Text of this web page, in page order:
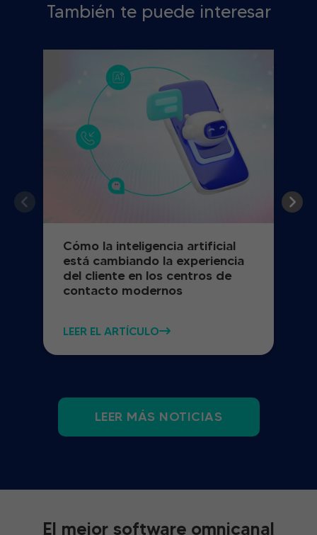
También te puede interesar
Cómo la inteligencia artificial
está cambiando la experiencia
del cliente en los centros de
contacto modernos
LEER EL ARTÍCULO
LEER MÁS NOTICIAS
El mejor software omnicanal